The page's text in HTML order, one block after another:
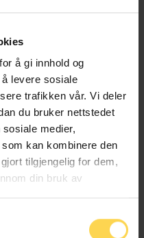
å gi innhold og
levere sosiale
trafikken vår. Vi deler
du bruker nettstedet
medier,
kan kombinere den
tilgjengelig for dem,
din bruk av